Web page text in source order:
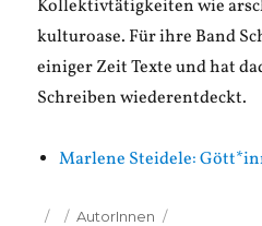
Kollektivtätigkeiten wie
kulturoase. Für ihre Band
einiger Zeit Texte und hat
Schreiben wiederentdeckt.
Marlene Steidele:
Veröffentlicht
Kategorien
AutorInnen